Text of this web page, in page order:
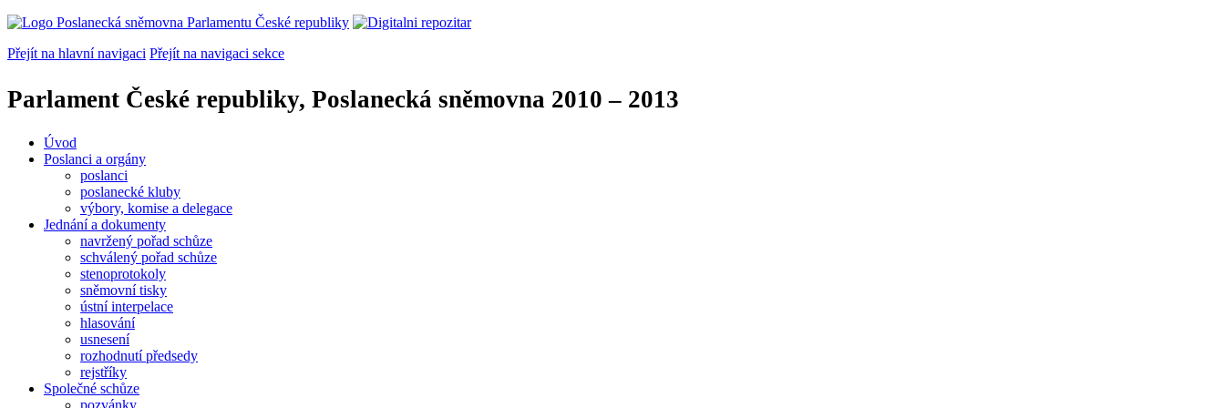
Přejít na hlavní navigaci Přejít na navigaci sekce
Parlament České republiky, Poslanecká sněmovna 2010 – 2013
Úvod
Poslanci a orgány
poslanci
poslanecké kluby
výbory, komise a delegace
Jednání a dokumenty
navržený pořad schůze
schválený pořad schůze
stenoprotokoly
sněmovní tisky
ústní interpelace
hlasování
usnesení
rozhodnutí předsedy
rejstříky
Společné schůze
pozvánky